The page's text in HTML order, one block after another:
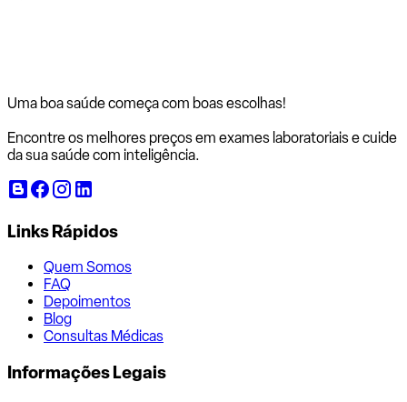
Uma boa saúde começa com boas escolhas!
Encontre os melhores preços em exames laboratoriais e cuide
da sua saúde com inteligência.
Links Rápidos
Quem Somos
FAQ
Depoimentos
Blog
Consultas Médicas
Informações Legais